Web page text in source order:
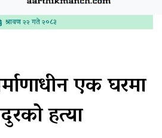
श्रावण २२ गते २०८३
एक घरमा
हत्या